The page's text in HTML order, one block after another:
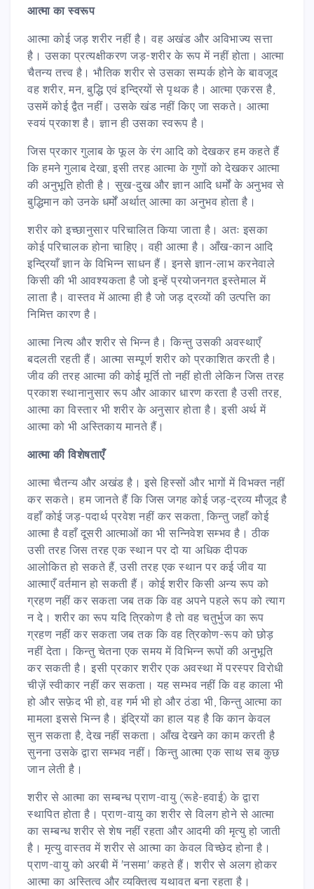
आत्मा का स्वरूप
आत्मा कोई जड़ शरीर नहीं है। वह अखंड और अविभाज्य सत्ता
है। उसका प्रत्यक्षीकरण जड़-शरीर के रूप में नहीं होता। आत्मा
चैतन्य तत्त्व है। भौतिक शरीर से उसका सम्पर्क होने के बावजूद
वह शरीर, मन, बुद्धि एवं इन्द्रियों से पृथक है। आत्मा एकरस है,
उसमें कोई द्वैत नहीं। उसके खंड नहीं किए जा सकते। आत्मा
स्वयं प्रकाश है। ज्ञान ही उसका स्वरूप है।
जिस प्रकार गुलाब के फूल के रंग आदि को देखकर हम कहते हैं
कि हमने गुलाब देखा, इसी तरह आत्मा के गुणों को देखकर आत्मा
की अनुभूति होती है। सुख-दुख और ज्ञान आदि धर्मों के अनुभव से
बुद्धिमान को उनके धर्मों अर्थात् आत्मा का अनुभव होता है।
शरीर को इच्छानुसार परिचालित किया जाता है। अतः इसका
कोई परिचालक होना चाहिए। वही आत्मा है। आँख-कान आदि
इन्द्रियाँ ज्ञान के विभिन्न साधन हैं। इनसे ज्ञान-लाभ करनेवाले
किसी की भी आवश्यकता है जो इन्हें प्रयोजनगत इस्तेमाल में
लाता है। वास्तव में आत्मा ही है जो जड़ द्रव्यों की उत्पत्ति का
निमित्त कारण है।
आत्मा नित्य और शरीर से भिन्न है। किन्तु उसकी अवस्थाएँ
बदलती रहती हैं। आत्मा सम्पूर्ण शरीर को प्रकाशित करती है।
जीव की तरह आत्मा की कोई मूर्ति तो नहीं होती लेकिन जिस तरह
प्रकाश स्थानानुसार रूप और आकार धारण करता है उसी तरह,
आत्मा का विस्तार भी शरीर के अनुसार होता है। इसी अर्थ में
आत्मा को भी अस्तिकाय मानते हैं।
आत्मा की विशेषताएँ
आत्मा चैतन्य और अखंड है। इसे हिस्सों और भागों में विभक्त नहीं
कर सकते। हम जानते हैं कि जिस जगह कोई जड़-द्रव्य मौजूद है
वहाँ कोई जड़-पदार्थ प्रवेश नहीं कर सकता, किन्तु जहाँ कोई
आत्मा है वहाँ दूसरी आत्माओं का भी सन्निवेश सम्भव है। ठीक
उसी तरह जिस तरह एक स्थान पर दो या अधिक दीपक
आलोकित हो सकते हैं, उसी तरह एक स्थान पर कई जीव या
आत्माएँ वर्तमान हो सकती हैं। कोई शरीर किसी अन्य रूप को
ग्रहण नहीं कर सकता जब तक कि वह अपने पहले रूप को त्याग
न दे। शरीर का रूप यदि त्रिकोण है तो वह चतुर्भुज का रूप
ग्रहण नहीं कर सकता जब तक कि वह त्रिकोण-रूप को छोड़
नहीं देता। किन्तु चेतना एक समय में विभिन्न रूपों की अनुभूति
कर सकती है। इसी प्रकार शरीर एक अवस्था में परस्पर विरोधी
चीज़ें स्वीकार नहीं कर सकता। यह सम्भव नहीं कि वह काला भी
हो और सफ़ेद भी हो, वह गर्म भी हो और ठंडा भी, किन्तु आत्मा का
मामला इससे भिन्न है। इंद्रियों का हाल यह है कि कान केवल
सुन सकता है, देख नहीं सकता। आँख देखने का काम करती है
सुनना उसके द्वारा सम्भव नहीं। किन्तु आत्मा एक साथ सब कुछ
जान लेती है।
शरीर से आत्मा का सम्बन्ध प्राण-वायु (रूहे-हवाई) के द्वारा
स्थापित होता है। प्राण-वायु का शरीर से विलग होने से आत्मा
का सम्बन्ध शरीर से शेष नहीं रहता और आदमी की मृत्यु हो जाती
है। मृत्यु वास्तव में शरीर से आत्मा का केवल विच्छेद होना है।
प्राण-वायु को अरबी में 'नसमा' कहते हैं। शरीर से अलग होकर
आत्मा का अस्तित्व और व्यक्तित्व यथावत बना रहता है।